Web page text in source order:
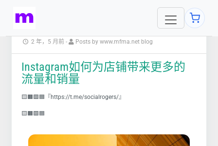
2 年，5 月前 - Posts by www.mfma.net blog
Instagram如何为店铺带来更多的
流量和销量
🟨🟧🟩🟦『https://t.me/socialrogers/』
🟨🟧🟩🟦